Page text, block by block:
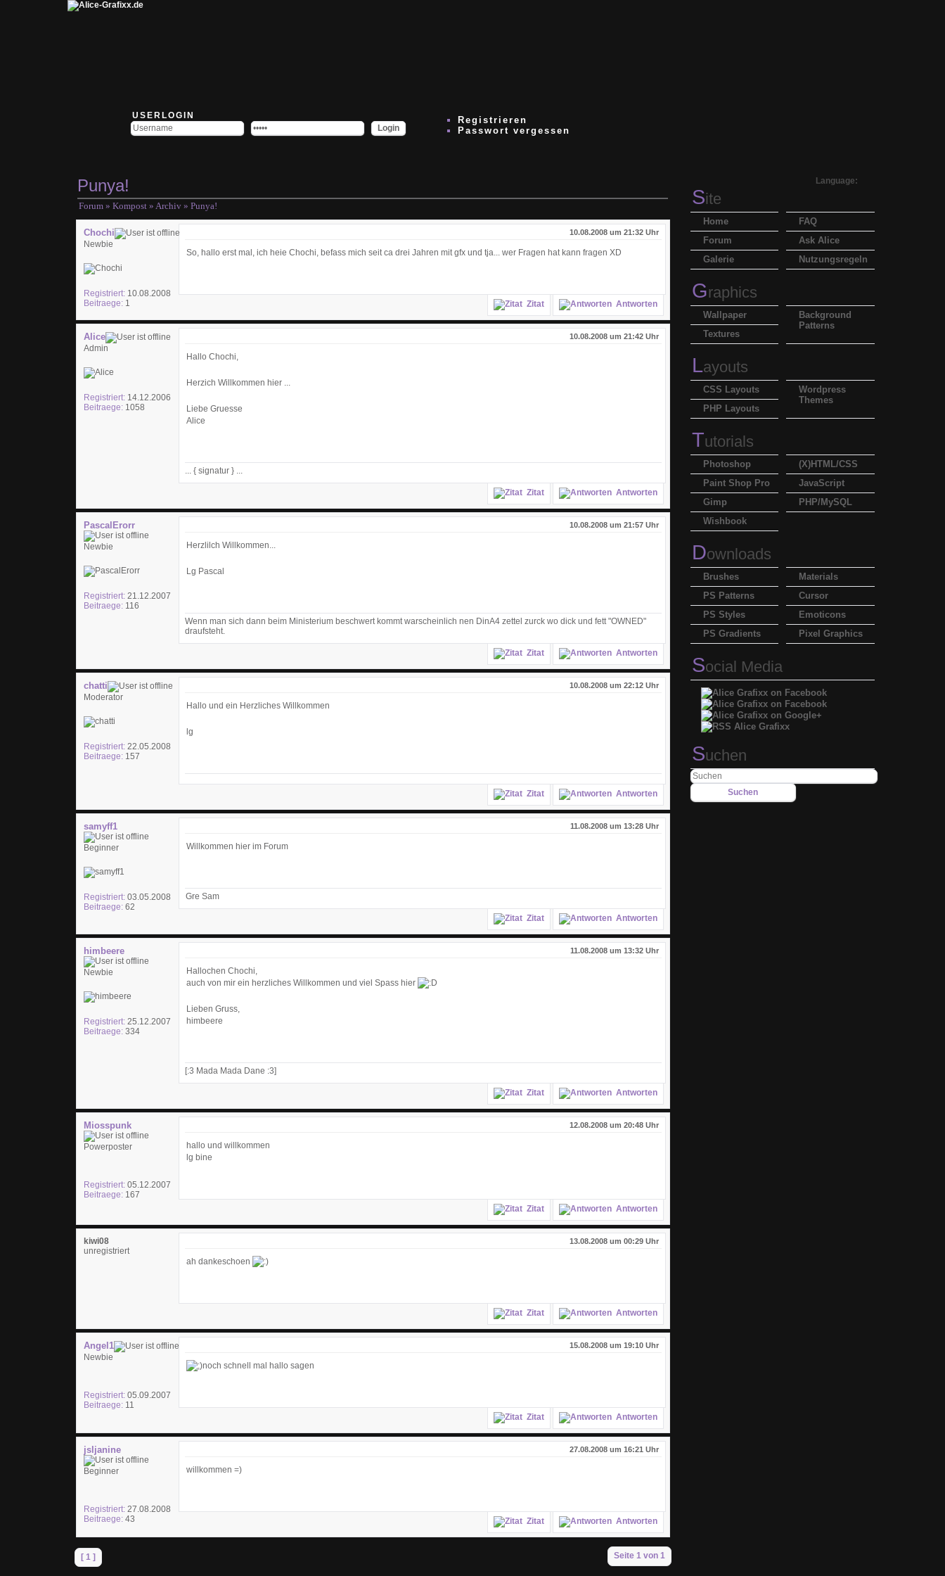
USERLOGIN
Registrieren
Passwort vergessen
Punya!
Forum» Kompost» Archiv» Punya!
Chochi
Newbie
Registriert:10.08.2008
Beitraege:1
10.08.2008 um 21:32 Uhr
So, hallo erst mal, ich heie Chochi, befass mich seit ca drei Jahren mit gfx und tja... wer Fragen hat kann fragen XD
Antworten
Zitat
Alice
Admin
Registriert:14.12.2006
Beitraege:1058
10.08.2008 um 21:42 Uhr
Hallo Chochi,
Herzich Willkommen hier ...
Liebe Gruesse
Alice
... { signatur } ...
Antworten
Zitat
PascalErorr
Newbie
Registriert:21.12.2007
Beitraege:116
10.08.2008 um 21:57 Uhr
Herzlilch Willkommen...
Lg Pascal
Wenn man sich dann beim Ministerium beschwert kommt warscheinlich nen DinA4 zettel zurck wo dick und fett "OWNED"
draufsteht.
Antworten
Zitat
chatti
Moderator
Registriert:22.05.2008
Beitraege:157
10.08.2008 um 22:12 Uhr
Hallo und ein Herzliches Willkommen
lg
Antworten
Zitat
samyff1
Beginner
Registriert:03.05.2008
Beitraege:62
11.08.2008 um 13:28 Uhr
Willkommen hier im Forum
Gre Sam
Antworten
Zitat
himbeere
Newbie
Registriert:25.12.2007
Beitraege:334
11.08.2008 um 13:32 Uhr
Hallochen Chochi,
auch von mir ein herzliches Willkommen und viel Spass hier
Lieben Gruss,
himbeere
[:3 Mada Mada Dane :3]
Antworten
Zitat
Miosspunk
Powerposter
Registriert:05.12.2007
Beitraege:167
12.08.2008 um 20:48 Uhr
hallo und willkommen
lg bine
Antworten
Zitat
kiwi08
unregistriert
13.08.2008 um 00:29 Uhr
ah dankeschoen
Antworten
Zitat
Angel1
Newbie
Registriert:05.09.2007
Beitraege:11
15.08.2008 um 19:10 Uhr
noch schnell mal hallo sagen
Antworten
Zitat
jsljanine
Beginner
Registriert:27.08.2008
Beitraege:43
27.08.2008 um 16:21 Uhr
willkommen =)
Antworten
Zitat
[ 1 ] Seite 1 von 1
Language:
Site
FAQ
Ask Alice
Nutzungsregeln
Home
Forum
Galerie
Graphics
Background
Patterns
Wallpaper
Textures
Layouts
Wordpress
Themes
CSS Layouts
PHP Layouts
Tutorials
(X)HTML/CSS
JavaScript
PHP/MySQL
Photoshop
Paint Shop Pro
Gimp
Wishbook
Downloads
Materials
Cursor
Emoticons
Pixel Graphics
Brushes
PS Patterns
PS Styles
PS Gradients
Social Media
Suchen